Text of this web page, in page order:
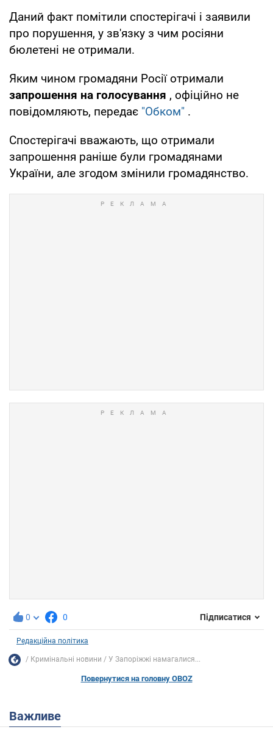
Даний факт помітили спостерігачі і заявили
про порушення, у зв'язку з чим росіяни
бюлетені не отримали.
Яким чином громадяни Росії отримали
запрошення на голосування , офіційно не
повідомляють, передає "Обком" .
Спостерігачі вважають, що отримали
запрошення раніше були громадянами
України, але згодом змінили громадянство.
0 0 Підписатися
Редакційна політика
Кримінальні новини У Запоріжжі намагалися...
Повернутися на головну OBOZ
Важливе